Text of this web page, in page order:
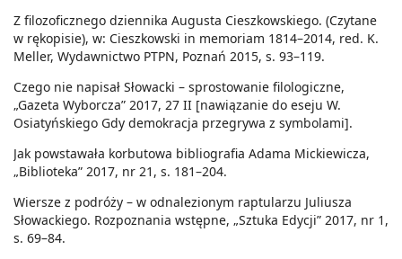
Z filozoficznego dziennika Augusta Cieszkowskiego. (Czytane
w rękopisie), w: Cieszkowski in memoriam 1814–2014, red. K.
Meller, Wydawnictwo PTPN, Poznań 2015, s. 93–119.
Czego nie napisał Słowacki – sprostowanie filologiczne,
„Gazeta Wyborcza” 2017, 27 II [nawiązanie do eseju W.
Osiatyńskiego Gdy demokracja przegrywa z symbolami].
Jak powstawała korbutowa bibliografia Adama Mickiewicza,
„Biblioteka” 2017, nr 21, s. 181–204.
Wiersze z podróży – w odnalezionym raptularzu Juliusza
Słowackiego. Rozpoznania wstępne, „Sztuka Edycji” 2017, nr 1,
s. 69–84.